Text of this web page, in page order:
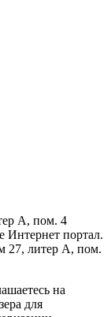
А, пом. 4
Интернет портал.
27, литер А, пом.
на
для